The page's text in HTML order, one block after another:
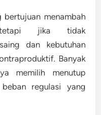
bertujuan menambah
tetapi jika tidak
dan kebutuhan
Banyak
memilih menutup
regulasi yang